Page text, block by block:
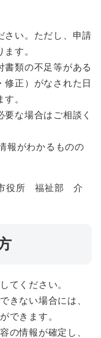
さい。ただし、申請
す。
書類の不足等がある
修正）がなされた日
。
な場合はご相談く
報がわかるものの
役所 福祉部 介
てください。
きない場合には、
できます。
の情報が確定し、